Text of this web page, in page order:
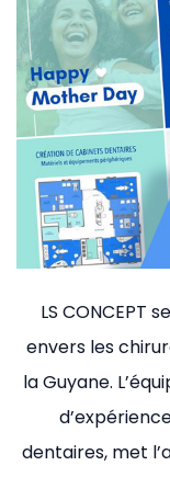
LS CONCEPT
envers les
la Guyane.
dentaires, met